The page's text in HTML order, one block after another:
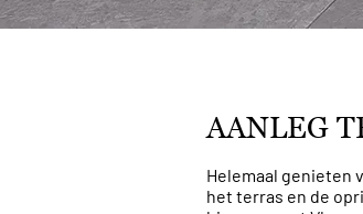
AANLEG
Helemaal genieten
het terras en de